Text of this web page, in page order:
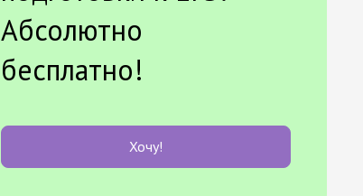
Абсолютно
бесплатно!
Хочу!